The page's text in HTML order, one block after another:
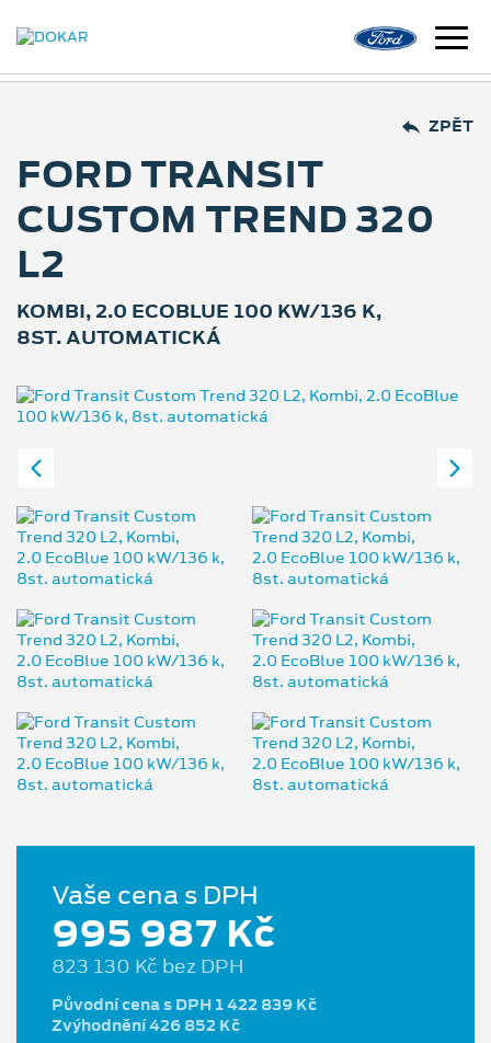
ZPĚT
FORD TRANSIT
CUSTOM TREND 320
L2
KOMBI, 2.0 ECOBLUE 100 KW/136 K,
8ST. AUTOMATICKÁ
Vaše cena s DPH
995 987 Kč
823 130 Kč bez DPH
Původní cena s DPH 1 422 839 Kč
Zvýhodnění 426 852 Kč